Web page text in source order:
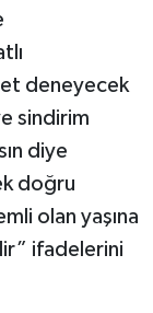
et deneyecek
sindirim
diye
doğru
olan yaşına
ifadelerini